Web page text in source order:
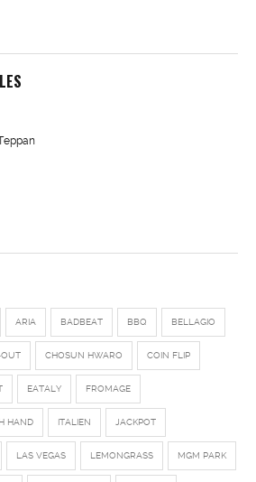
ARIA BADBEAT BBQ BELLAGIO
OUT CHOSUN HWARO COIN FLIP
EATALY FROMAGE
HAND ITALIEN JACKPOT
LAS VEGAS LEMONGRASS MGM PARK